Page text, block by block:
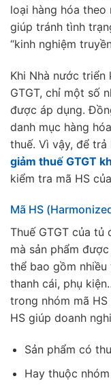
loại hàng hóa theo
giúp tránh tình
“kinh nghiệm
Khi Nhà nước triển
GTGT, chỉ một số
được áp dụng.
danh mục hàng
thuế. Vì vậy, để trả
giảm thuế GTGT
kiểm tra mã HS
Mã HS
Thuế GTGT của
mà sản phẩm
thể bao gồm
thanh cái, phụ
trong nhóm mã
HS giúp doanh
Sản phẩm có
Hay thuộc